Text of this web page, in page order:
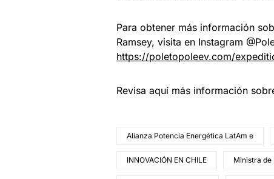
Para obtener más información
Ramsey, visita en Instagram
https://poletopoleev.com/
Revisa aquí más información
Alianza Potencia Energética LatAm e
INNOVACIÓN EN CHILE Ministra de